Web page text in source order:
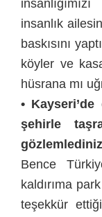
insanlık
baskısını
köyler ve
hüsrana mı
•
şehirle
Bence
kaldırıma
teşekkür